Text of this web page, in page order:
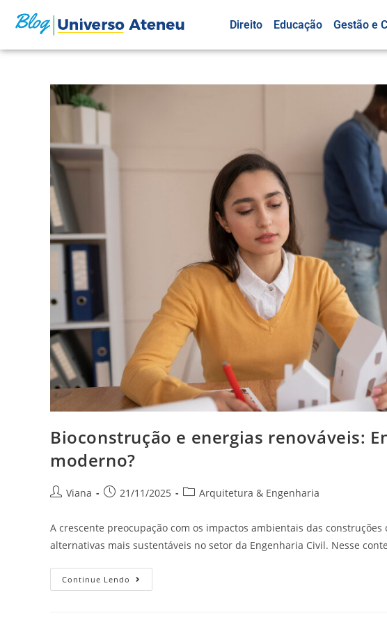
Direito Educação Gestão e
Bioconstrução e energias renováveis:
moderno?
Viana 21/11/2025 Arquitetura & Engenharia
A crescente preocupação com os impactos ambientais das
alternativas mais sustentáveis no setor da Engenharia Civil. Nesse
Continue Lendo